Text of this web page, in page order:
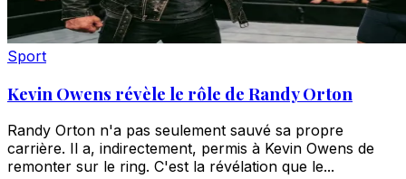
Sport
Kevin Owens révèle le rôle de Randy Orton
Randy Orton n'a pas seulement sauvé sa propre
carrière. Il a, indirectement, permis à Kevin Owens de
remonter sur le ring. C'est la révélation que le...